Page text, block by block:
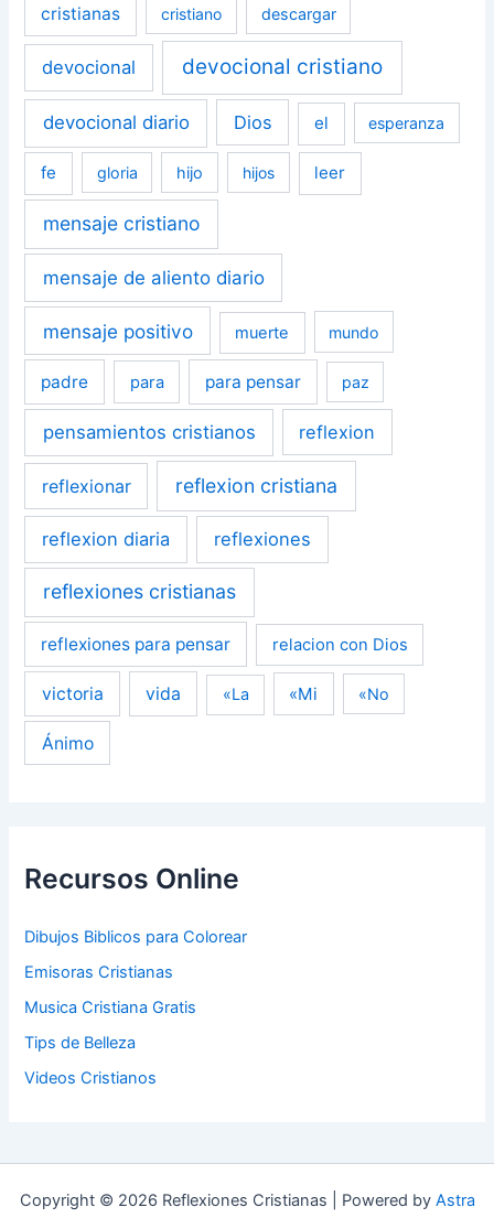
cristianas cristiano descargar
devocional devocional cristiano
devocional diario Dios el esperanza
fe gloria hijo hijos leer
mensaje cristiano
mensaje de aliento diario
mensaje positivo muerte mundo
padre para para pensar paz
pensamientos cristianos reflexion
reflexionar reflexion cristiana
reflexion diaria reflexiones
reflexiones cristianas
reflexiones para pensar relacion con Dios
victoria vida «La «Mi «No
Ánimo
Recursos Online
Dibujos Biblicos para Colorear
Emisoras Cristianas
Musica Cristiana Gratis
Tips de Belleza
Videos Cristianos
Copyright © 2026 Reflexiones Cristianas | Powered by Astra